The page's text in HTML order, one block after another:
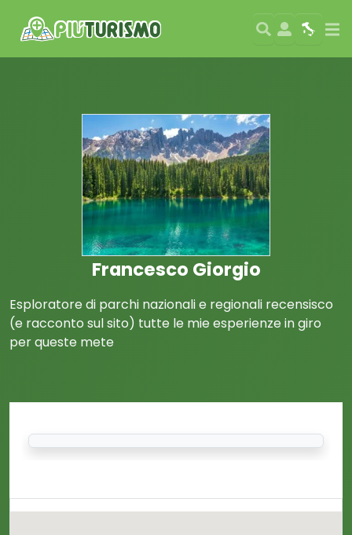
Search
User Map
Francesco Giorgio
Esploratore di parchi nazionali e regionali recensisco
(e racconto sul sito) tutte le mie esperienze in giro
per queste mete